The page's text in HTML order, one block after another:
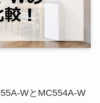
WとMC554A-W